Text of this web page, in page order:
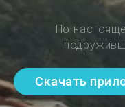
По-
Скачать